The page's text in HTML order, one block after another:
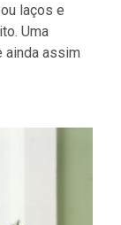
laços e
Uma
ainda assim